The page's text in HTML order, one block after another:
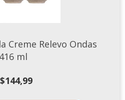
Creme Relevo Ondas
416 ml
144,99